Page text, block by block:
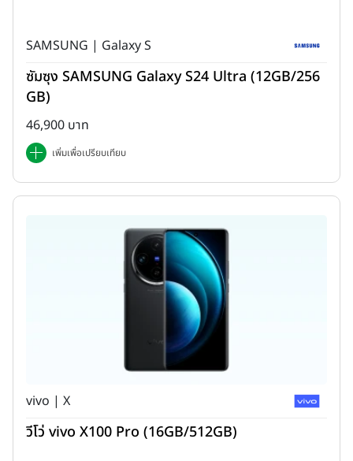
SAMSUNG | Galaxy S
ซัมซุง SAMSUNG Galaxy S24 Ultra (12GB/256
GB)
46,900 บาท
เพิ่มเพื่อเปรียบเทียบ
vivo | X
วีโว่ vivo X100 Pro (16GB/512GB)